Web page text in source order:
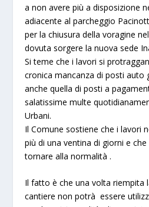
a non avere più a disposizione
adiacente al parcheggio
per la chiusura della voragine
dovuta sorgere la nuova sede
Si teme che i lavori si
cronica mancanza di posti auto
anche quella di posti a
salatissime multe
Urbani.
Il Comune sostiene che i lavori
più di una ventina di giorni e
tornare alla normalità .
Il fatto è che una volta riempita
cantiere non potrà essere